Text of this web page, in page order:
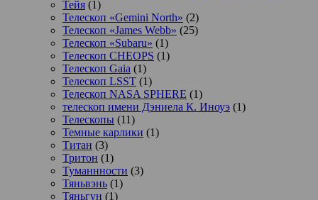
Тейя (1)
Телескоп «Gemini North» (2)
Телескоп «James Webb» (25)
Телескоп «Subaru» (1)
Телескоп CHEOPS (1)
Телескоп Gaia (1)
Телескоп LSST (1)
Телескоп NASA SPHERE (1)
телескоп имени Дэниела К. Иноуэ (1)
Телескопы (11)
Темные карлики (1)
Титан (3)
Тритон (1)
Туманнности (3)
Тяньвэнь (1)
Тяньгун (1)